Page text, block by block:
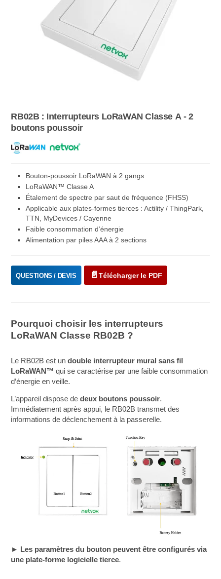
RB02B : Interrupteurs LoRaWAN Classe A - 2
boutons poussoir
Bouton-poussoir LoRaWAN à 2 gangs
LoRaWAN™ Classe A
Étalement de spectre par saut de fréquence (FHSS)
Applicable aux plates-formes tierces : Actility / ThingPark,
TTN, MyDevices / Cayenne
Faible consommation d’énergie
Alimentation par piles AAA à 2 sections
QUESTIONS / DEVIS Télécharger le PDF
Pourquoi choisir les interrupteurs
LoRaWAN Classe RB02B ?
Le RB02B est undouble interrupteur mural sans fil
LoRaWAN™ qui se caractérise par une faible consommation
d’énergie en veille.
L’appareil dispose dedeux boutons poussoir.
Immédiatement après appui, le RB02B transmet des
informations de déclenchement à la passerelle.
► Les paramètres du bouton peuvent être configurés via
une plate-forme logicielle tierce.